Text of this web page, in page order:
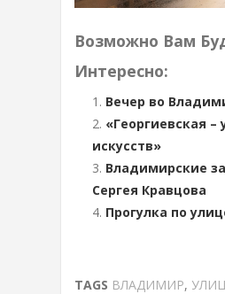
Возможно Вам
Интересно:
Вечер во
«Георгиевская –
искусств»
Владимирские
Сергея Кравцова
Прогулка по
TAGS ВЛАДИМИР,